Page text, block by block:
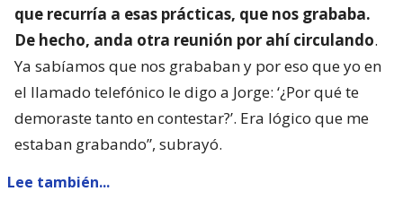
que recurría a esas prácticas, que nos grababa.
De hecho, anda otra reunión por ahí circulando.
Ya sabíamos que nos grababan y por eso que yo en
el llamado telefónico le digo a Jorge: ‘¿Por qué te
demoraste tanto en contestar?’. Era lógico que me
estaban grabando”, subrayó.
Lee también...